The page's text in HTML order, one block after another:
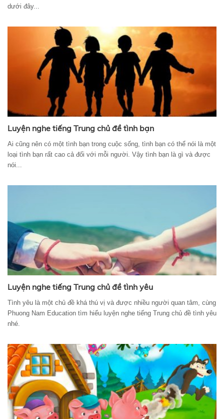
dưới đây...
Luyện nghe tiếng Trung chủ đề tình bạn
Ai cũng nên có một tình bạn trong cuộc sống, tình bạn có thể nói là một
loại tình bạn rất cao cả đối với mỗi người. Vậy tình bạn là gì và được
nói...
Luyện nghe tiếng Trung chủ đề tình yêu
Tình yêu là một chủ đề khá thú vị và được nhiều người quan tâm, cùng
Phuong Nam Education tìm hiểu luyện nghe tiếng Trung chủ đề tình yêu
nhé.